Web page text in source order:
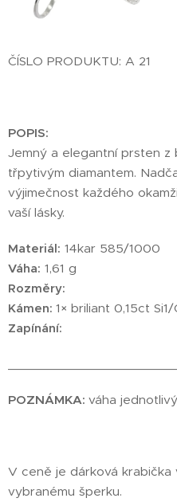
ČÍSLO PRODUKTU: A 21
POPIS:
Jemný a elegantní prsten z
třpytivým diamantem.
výjimečnost každého
vaší lásky.
Materiál: 14kar 585/1000
Váha: 1,61 g
Rozměry:
Kámen: 1× briliant 0,15ct Si1/
Zapínání:
POZNÁMKA: váha
V ceně je dárková krabička
vybranému šperku.